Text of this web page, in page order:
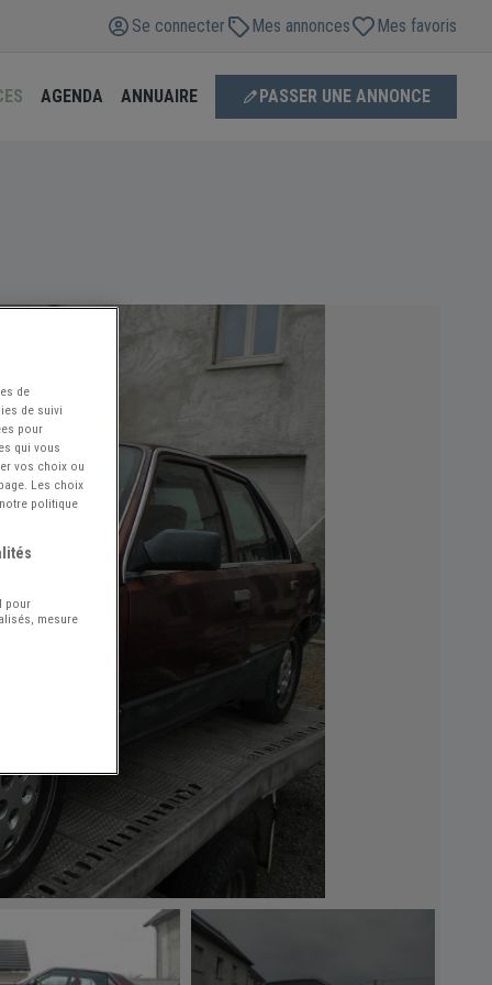
Se connecter Mes annonces Mes favoris
AGENDA ANNUAIRE PASSER UNE ANNONCE
de
de suivi
pour
qui vous
vos choix ou
Les choix
politique
pour
mesure